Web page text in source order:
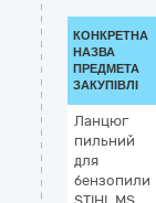
КОНКРЕТНА
НАЗВА
ПРЕДМЕТА
ЗАКУПІВЛІ
Ланцюг
пильний
для
бензопили